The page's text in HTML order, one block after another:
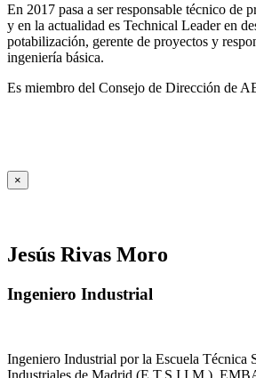
En 2017 pasa a ser responsable técnico de
y en la actualidad es Technical Leader en
potabilización, gerente de proyectos y
ingeniería básica.
Es miembro del Consejo de Dirección de
×
Jesús Rivas Moro
Ingeniero Industrial
Ingeniero Industrial por la Escuela Técnica
Industriales de Madrid (E.T.S.I.I.M.),